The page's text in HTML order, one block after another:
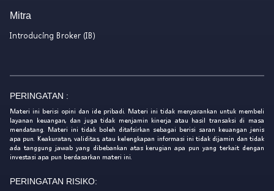
Mitra
Introducing Broker (IB)
PERINGATAN :
Materi ini berisi opini dan ide pribadi. Materi ini tidak menyarankan untuk membeli
layanan keuangan, dan juga tidak menjamin kinerja atau hasil transaksi di masa
mendatang. Materi ini tidak boleh ditafsirkan sebagai berisi saran keuangan jenis
apa pun. Keakuratan, validitas, atau kelengkapan informasi ini tidak dijamin dan tidak
ada tanggung jawab yang dibebankan atas kerugian apa pun yang terkait dengan
investasi apa pun berdasarkan materi ini.
PERINGATAN RISIKO: